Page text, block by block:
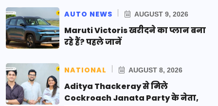
AUTO NEWS AUGUST 9, 2026
Maruti Victoris खरीदने का प्लान बना
रहे हैं? पहले जानें
NATIONAL AUGUST 8, 2026
Aditya Thackeray से मिले
Cockroach Janata Party के नेता,